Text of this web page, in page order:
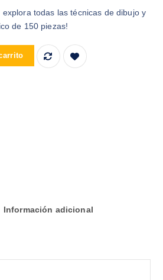
explora todas las técnicas de dibujo y
de 150 piezas!
cantidad
Información adicional